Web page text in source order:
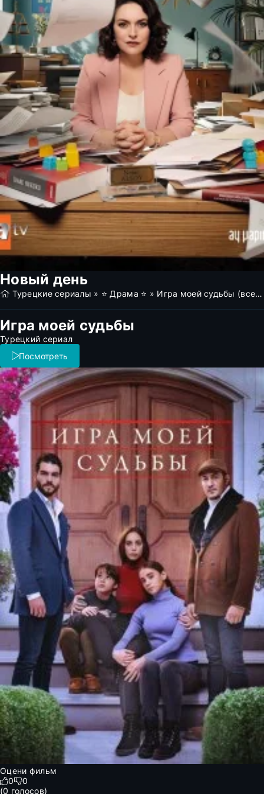
Новый день
Турецкие сериалы » ⭐ Драма ⭐ » Игра моей судьбы (все серии)
Игра моей судьбы
Турецкий сериал
Посмотреть
Оцени фильм
0
0
(0 голосов)